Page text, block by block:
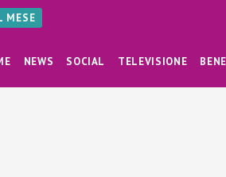
MESE
NEWS SOCIAL TELEVISIONE